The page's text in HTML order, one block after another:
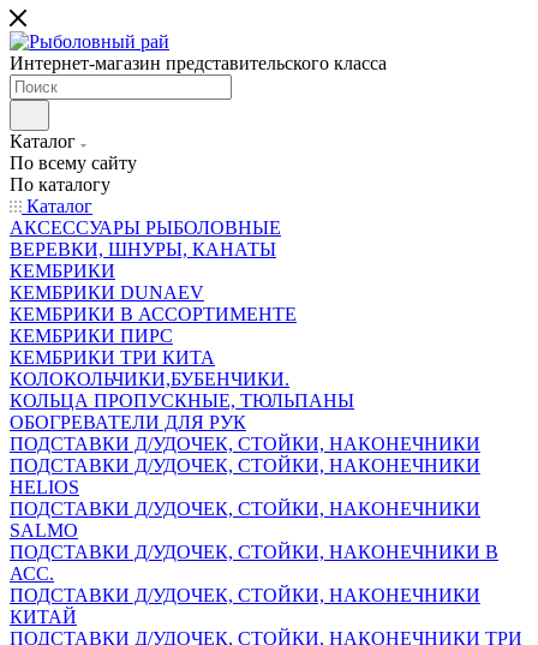
Интернет-магазин представительского класса
Каталог
По всему сайту
По каталогу
Каталог
АКСЕССУАРЫ РЫБОЛОВНЫЕ
ВЕРЕВКИ, ШНУРЫ, КАНАТЫ
КЕМБРИКИ
КЕМБРИКИ DUNAEV
КЕМБРИКИ В АССОРТИМЕНТЕ
КЕМБРИКИ ПИРС
КЕМБРИКИ ТРИ КИТА
КОЛОКОЛЬЧИКИ,БУБЕНЧИКИ.
КОЛЬЦА ПРОПУСКНЫЕ, ТЮЛЬПАНЫ
ОБОГРЕВАТЕЛИ ДЛЯ РУК
ПОДСТАВКИ Д/УДОЧЕК, СТОЙКИ, НАКОНЕЧНИКИ
ПОДСТАВКИ Д/УДОЧЕК, СТОЙКИ, НАКОНЕЧНИКИ
HELIOS
ПОДСТАВКИ Д/УДОЧЕК, СТОЙКИ, НАКОНЕЧНИКИ
SALMO
ПОДСТАВКИ Д/УДОЧЕК, СТОЙКИ, НАКОНЕЧНИКИ В
АСС.
ПОДСТАВКИ Д/УДОЧЕК, СТОЙКИ, НАКОНЕЧНИКИ
КИТАЙ
ПОДСТАВКИ Д/УДОЧЕК, СТОЙКИ, НАКОНЕЧНИКИ ТРИ